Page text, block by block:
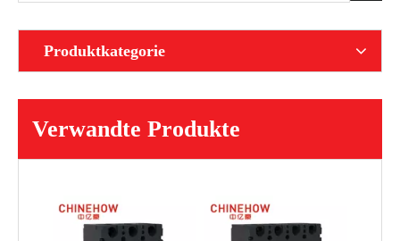
Produktkategorie
Verwandte Produkte